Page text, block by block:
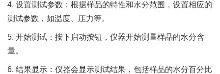
4. 设置测试参数：根据样品的特性和水分范围，设置相应的
测试参数，如温度、压力等。
5. 开始测试：按下启动按钮，仪器开始测量样品的水分含
量。
6. 结果显示：仪器会显示测试结果，包括样品的水分百分比